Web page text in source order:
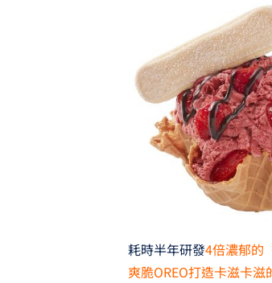
耗時半年研發4倍濃郁的
爽脆OREO打造卡滋卡